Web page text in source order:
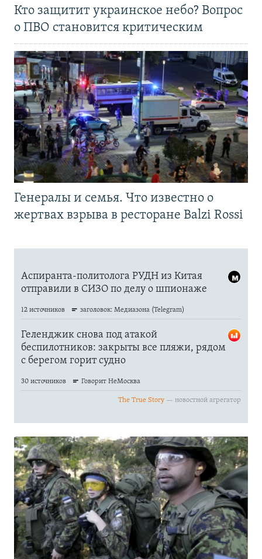
Кто защитит украинское небо? Вопрос
о ПВО становится критическим
Генералы и семья. Что известно о
жертвах взрыва в ресторане Balzi Rossi